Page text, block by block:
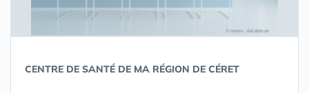
CENTRE DE SANTÉ DE MA RÉGION DE CÉRET